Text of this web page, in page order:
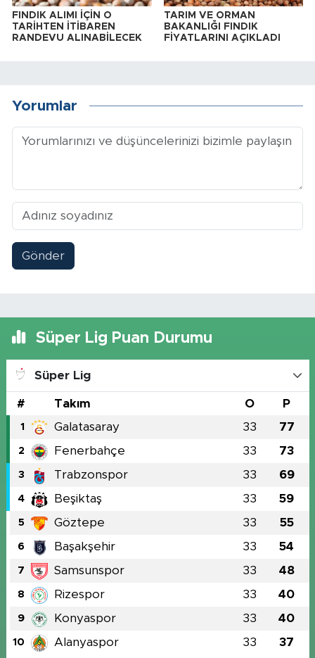
FINDIK ALIMI İÇİN O
TARİHTEN İTİBAREN
RANDEVU ALINABİLECEK
TARIM VE ORMAN
BAKANLIĞI FINDIK
FİYATLARINI AÇIKLADI
Yorumlar
Gönder
Süper Lig Puan Durumu
Süper Lig
# Takım O P
1 Galatasaray 33 77
2 Fenerbahçe 33 73
3 Trabzonspor 33 69
4 Beşiktaş 33 59
5 Göztepe 33 55
6 Başakşehir 33 54
7 Samsunspor 33 48
8 Rizespor 33 40
9 Konyaspor 33 40
10 Alanyaspor 33 37